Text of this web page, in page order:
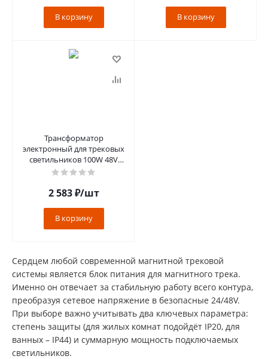
В корзину В корзину
Трансформатор
электронный для трековых
светильников 100W 48V
(драйвер), LB048
2 583₽/шт
В корзину
Сердцем любой современной магнитной трековой
системы является блок питания для магнитного трека.
Именно он отвечает за стабильную работу всего контура,
преобразуя сетевое напряжение в безопасные 24/48V.
При выборе важно учитывать два ключевых параметра:
степень защиты (для жилых комнат подойдёт IP20, для
ванных – IP44) и суммарную мощность подключаемых
светильников.